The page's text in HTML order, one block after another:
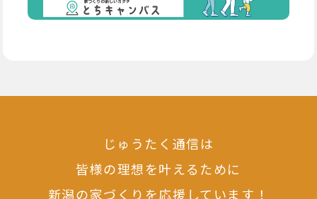
じゅうたく通信は
皆様の理想を叶えるために
新潟の家づくりを応援しています！